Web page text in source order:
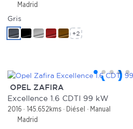
Madrid
Gris
+2
OPEL ZAFIRA
Excellence 1.6 CDTI 99 kW
2016 145.652kms Diésel
Manual
Madrid